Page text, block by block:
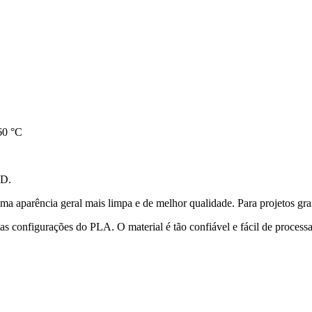
°C
aparência geral mais limpa e de melhor qualidade. Para projetos
configurações do PLA. O material é tão confiável e fácil de